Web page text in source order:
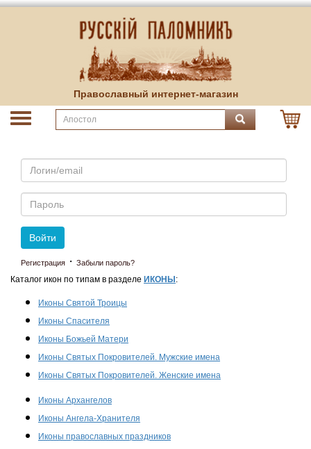
Православный интернет-магазин
Email
Пароль
Войти
Регистрация · Забыли пароль?
Каталог икон по типам в разделе ИКОНЫ :
Иконы Святой Троицы
Иконы Спасителя
Иконы Божьей Матери
Иконы Святых Покровителей. Мужские имена
Иконы Святых Покровителей. Женские имена
Иконы Архангелов
Иконы Ангела-Хранителя
Иконы православных праздников